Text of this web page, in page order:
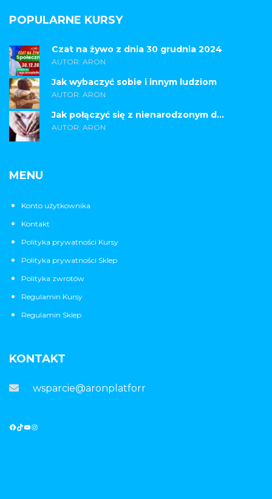
POPULARNE KURSY
Czat na żywo z dnia 30 grudnia 2024
AUTOR: ARON
Jak wybaczyć sobie i innym ludziom
AUTOR: ARON
Jak połączyć się z nienarodzonym d...
AUTOR: ARON
MENU
Konto użytkownika
Kontakt
Polityka prywatności Kursy
Polityka prywatności Sklep
Polityka zwrotów
Regulamin Kursy
Regulamin Sklep
KONTAKT
wsparcie@aronplatforma.pl